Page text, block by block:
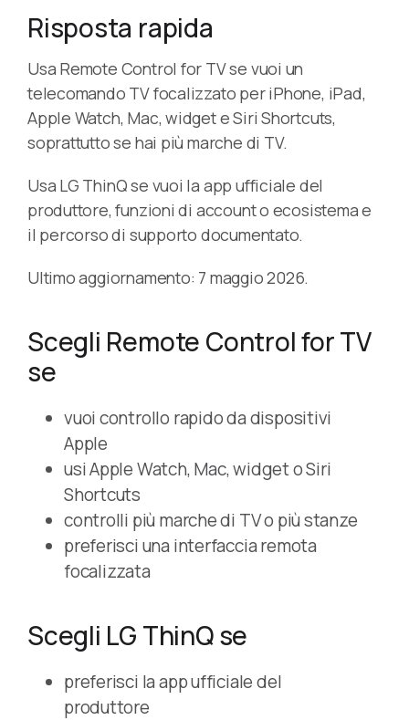
Risposta rapida
Usa Remote Control for TV se vuoi un
telecomando TV focalizzato per iPhone, iPad,
Apple Watch, Mac, widget e Siri Shortcuts,
soprattutto se hai più marche di TV.
Usa LG ThinQ se vuoi la app ufficiale del
produttore, funzioni di account o ecosistema e
il percorso di supporto documentato.
Ultimo aggiornamento: 7 maggio 2026.
Scegli Remote Control for TV
se
vuoi controllo rapido da dispositivi
Apple
usi Apple Watch, Mac, widget o Siri
Shortcuts
controlli più marche di TV o più stanze
preferisci una interfaccia remota
focalizzata
Scegli LG ThinQ se
preferisci la app ufficiale del
produttore